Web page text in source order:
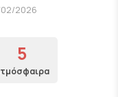
2026
5